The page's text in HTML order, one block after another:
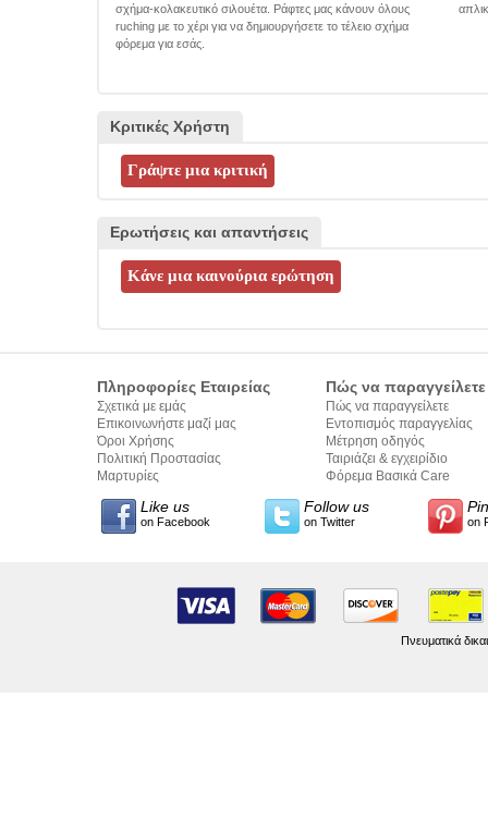
σχήμα-κολακευτικό σιλουέτα. Ράφτες μας κάνουν όλους
ruching με το χέρι για να δημιουργήσετε το τέλειο σχήμα
φόρεμα για εσάς.
Κριτικές Χρήστη
Ερωτήσεις και απαντήσεις
Πληροφορίες Εταιρείας
Σχετικά με εμάς
Επικοινωνήστε μαζί μας
Όροι Χρήσης
Πολιτική Προστασίας
Προσωπικών Δεδομένων
Μαρτυρίες
Πώς να παραγγείλετε
Πώς να παραγγείλετε
Εντοπισμός παραγγελίας
Μέτρηση οδηγός
Ταιριάζει & εγχειρίδιο
σύνταξης κειμένων
Φόρεμα Βασικά Care
Like us
on Facebook
Follow us
on Twitter on
Πνευματικά